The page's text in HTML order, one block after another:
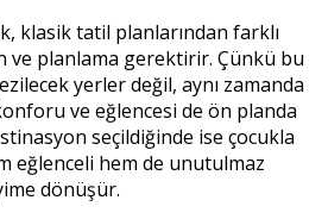
klasik tatil planlarından farklı
ve planlama gerektirir. Çünkü bu
yerler değil, aynı zamanda
ve eğlencesi de ön planda
seçildiğinde ise çocukla
eğlenceli hem de unutulmaz
dönüşür.